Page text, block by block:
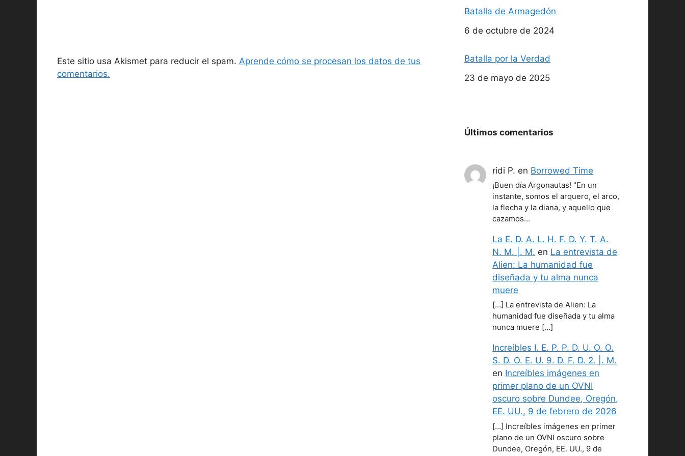
Este sitio usa Akismet para reducir el spam. Aprende cómo se procesan los datos de tus
comentarios.
Batalla de Armagedón
Fecha
6 de octubre de 2024
Batalla por la Verdad
Fecha
23 de mayo de 2025
Últimos comentarios
ridi P. en Borrowed Time
¡Buen día Argonautas! "En un
instante, somos el arquero, el arco,
la flecha y la diana, y aquello que
cazamos…
La E. D. A. L. H. F. D. Y. T. A.
N. M. |. M. en La entrevista de
Alien: La humanidad fue
diseñada y tu alma nunca
muere
[…] La entrevista de Alien: La
humanidad fue diseñada y tu alma
nunca muere […]
Increíbles I. E. P. P. D. U. O. O.
S. D. O. E. U. 9. D. F. D. 2. |. M.
en Increíbles imágenes en
primer plano de un OVNI
oscuro sobre Dundee, Oregón,
EE. UU., 9 de febrero de 2026
[…] Increíbles imágenes en primer
plano de un OVNI oscuro sobre
Dundee, Oregón, EE. UU., 9 de